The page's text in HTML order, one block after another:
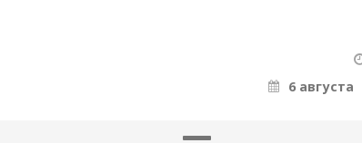
6 августа